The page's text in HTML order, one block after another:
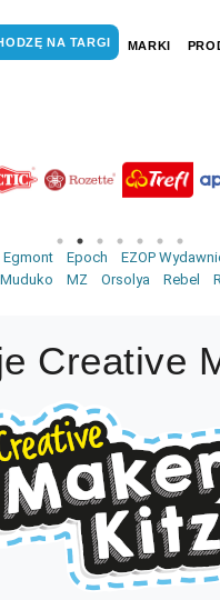
NA TARGI MARKI
Egmont Epoch EZOP
Muduko MZ Orsolya Rebel
Creative